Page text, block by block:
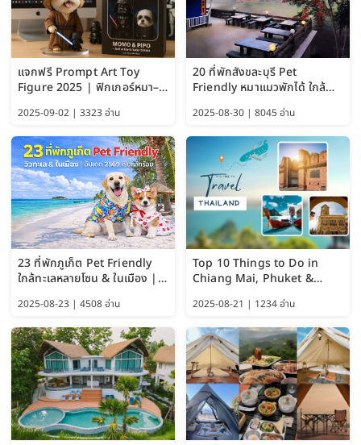
แจกฟรี Prompt Art Toy
Figure 2025 | ฟิกเกอร์หมา–
ChatGPT และ Gemini
2025-09-02 | 3323 อ่าน
20 ที่พักสังขละบุรี Pet
Friendly หมาแมวพักได้ ใกล้
2025-08-30 | 8045 อ่าน
23 ที่พักภูเก็ต Pet Friendly
ใกล้ทะเลหลายโซน & ในเมือง |
2025-08-23 | 4508 อ่าน
Top 10 Things to Do in
Chiang Mai, Phuket &
Guide 2025)
2025-08-21 | 1234 อ่าน